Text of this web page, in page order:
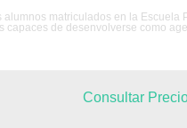
matriculados en la Escuela
de desenvolverse como
Consultar